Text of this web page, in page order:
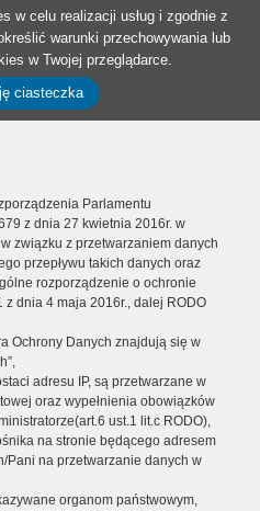
w celu realizacji usług i zgodnie z
warunki przechowywania lub
w Twojej przeglądarce.
ciasteczka
Parlamentu
z dnia 27 kwietnia 2016r. w
związku z przetwarzaniem danych
przepływu takich danych oraz
rozporządzenie o ochronie
z dnia 4 maja 2016r., dalej RODO
Ochrony Danych znajdują się w
adresu IP, są przetwarzane w
oraz wypełnienia obowiązków
ust.1 lit.c RODO),
na stronie będącego adresem
Pani na przetwarzanie danych w
organom państwowym,